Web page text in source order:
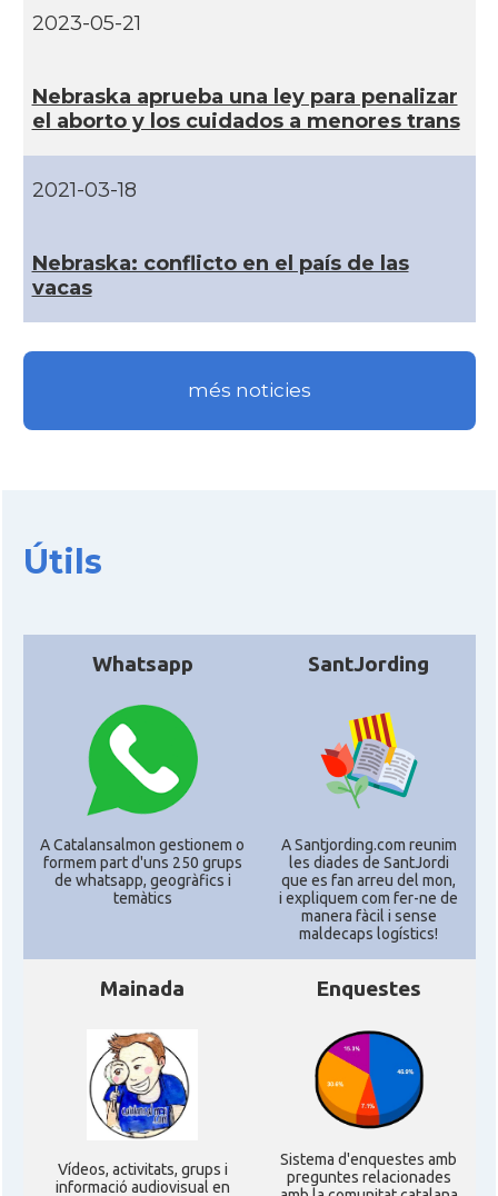
CAMON Catalans a Houston - Texas
CAMON
CAMON
CAMON Catalans a MINNESOTA
CAMON Catalans a NEBRASKA
CAMON Catalans a NEW MEXICO
Catalans a New Orleans
CATALANS A NEW YORK
CAMON Catalans a OKLAHOMA
CAMON Catalans a ORLANDO
2023-05-21
Nebraska aprueba una ley para penalizar
el aborto y los cuidados a menores trans
2021-03-18
Nebraska: conflicto en el paí­s de las
vacas
més noticies
Útils
Whatsapp
A Catalansalmon gestionem o
formem part d'uns 250 grups
de whatsapp, geogràfics i
temàtics
SantJording
A Santjording.com reunim
les diades de SantJordi
que es fan arreu del mon,
i expliquem com fer-ne de
manera fàcil i sense
maldecaps logí­stics!
Mainada
Ví­deos, activitats, grups i
informació audiovisual en
Enquestes
Sistema d'enquestes amb
preguntes relacionades